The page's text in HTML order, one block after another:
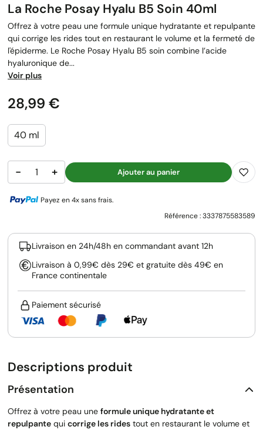
La Roche Posay Hyalu B5 Soin 40ml
Offrez à votre peau une formule unique hydratante et repulpante
qui corrige les rides tout en restaurant le volume et la fermeté de
l'épiderme. Le Roche Posay Hyalu B5 soin combine l’acide
hyaluronique de...
Voir plus
Prix
28,99 €
40 ml
− + Ajouter au panier
Payez en 4x sans frais.
Référence :3337875583589
Livraison en 24h/48h en commandant avant 12h
Livraison à 0,99€ dès 29€ et gratuite dès 49€ en
France continentale
Paiement sécurisé
Descriptions produit
Présentation
Offrez à votre peau une formule unique hydratante et
repulpante qui corrige les rides tout en restaurant le volume et